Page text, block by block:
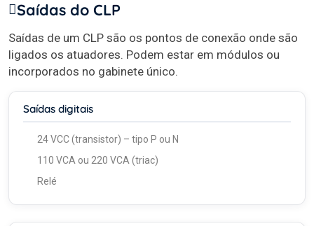
Saídas do CLP
Saídas de um CLP são os pontos de conexão onde são
ligados os atuadores. Podem estar em módulos ou
incorporados no gabinete único.
Saídas digitais
24 VCC (transistor) – tipo P ou N
110 VCA ou 220 VCA (triac)
Relé